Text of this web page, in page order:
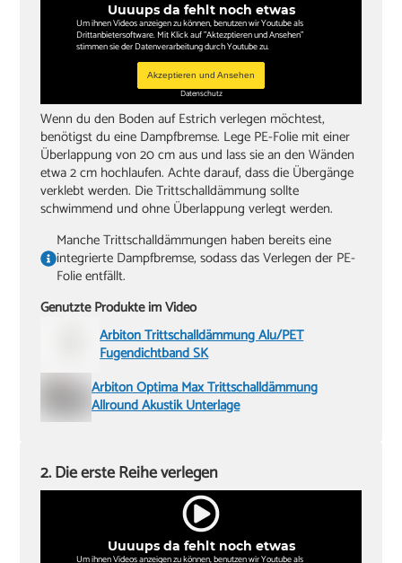
Bleistift
Uuuups da fehlt noch etwas
Um ihnen Videos anzeigen zu können, benutzen wir Youtube als
Drittanbietersoftware. Mit Klick auf "Aktezptieren und Ansehen"
stimmen sie der Datenverarbeitung durch Youtube zu.
Akzeptieren und Ansehen
Datenschutz
Wenn du den Boden auf Estrich verlegen möchtest,
benötigst du eine Dampfbremse. Lege PE-Folie mit einer
Überlappung von 20 cm aus und lass sie an den Wänden
etwa 2 cm hochlaufen. Achte darauf, dass die Übergänge
verklebt werden. Die Trittschalldämmung sollte
schwimmend und ohne Überlappung verlegt werden.
Manche Trittschalldämmungen haben bereits eine
integrierte Dampfbremse, sodass das Verlegen der PE-
Folie entfällt.
Genutzte Produkte im Video
Arbiton Trittschalldämmung Alu/PET
Fugendichtband SK
Arbiton Optima Max Trittschalldämmung
Allround Akustik Unterlage
Uuuups da fehlt noch etwas
Um ihnen Videos anzeigen zu können, benutzen wir Youtube als
2. Die erste Reihe verlegen